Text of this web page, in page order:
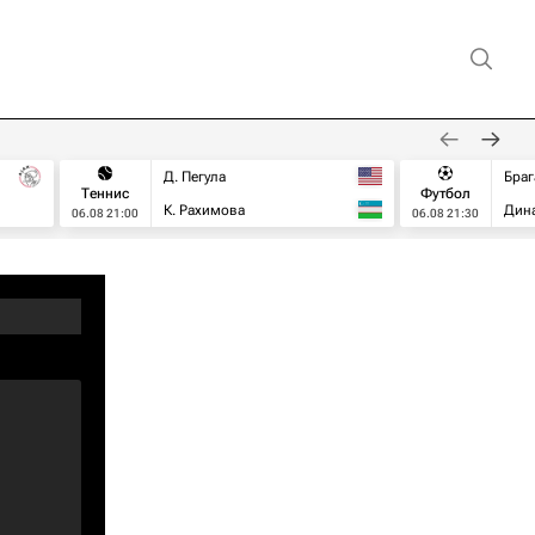
Теннис
06.08 21:00
Д. Пегула
К. Рахимова
Футбол
06.08 21:30